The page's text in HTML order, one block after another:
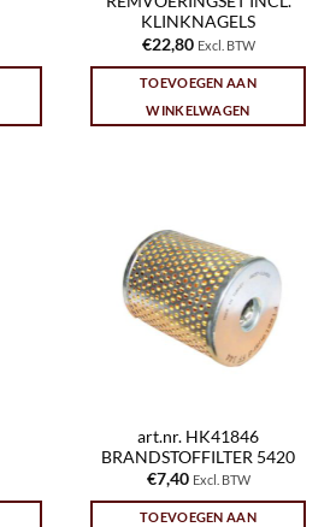
KLINKNAGELS
€22,80 Excl. BTW
TOEVOEGEN AAN
WINKELWAGEN
art.nr. HK41846
BRANDSTOFFILTER 5420
€7,40 Excl. BTW
TOEVOEGEN AAN